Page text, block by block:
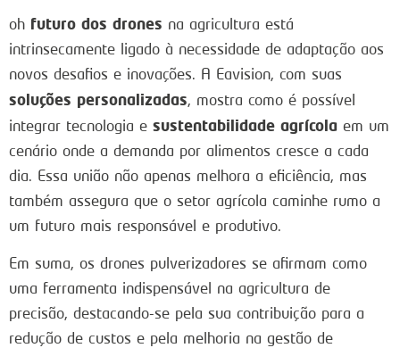
oh futuro dos drones na agricultura está
intrinsecamente ligado à necessidade de adaptação aos
novos desafios e inovações. A Eavision, com suas
soluções personalizadas, mostra como é possível
integrar tecnologia e sustentabilidade agrícola em um
cenário onde a demanda por alimentos cresce a cada
dia. Essa união não apenas melhora a eficiência, mas
também assegura que o setor agrícola caminhe rumo a
um futuro mais responsável e produtivo.
Em suma, os drones pulverizadores se afirmam como
uma ferramenta indispensável na agricultura de
precisão, destacando-se pela sua contribuição para a
redução de custos e pela melhoria na gestão de